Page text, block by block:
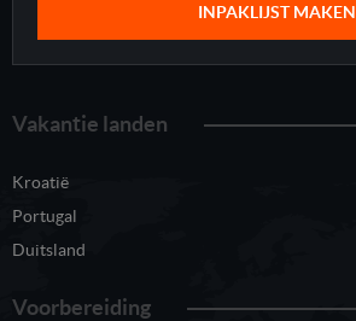
INPAKLIJST MAKEN
Vakantie landen
Kroatië
Portugal
Duitsland
Voorbereiding